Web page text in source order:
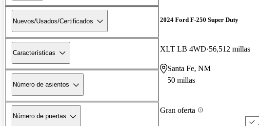
Nuevos/Usados/Certificados
Características
Número de asientos
Número de puertas
2024 Ford F-250 Super Duty
XLT LB 4WD 56,512 millas
Santa Fe, NM
50 millas
Gran oferta